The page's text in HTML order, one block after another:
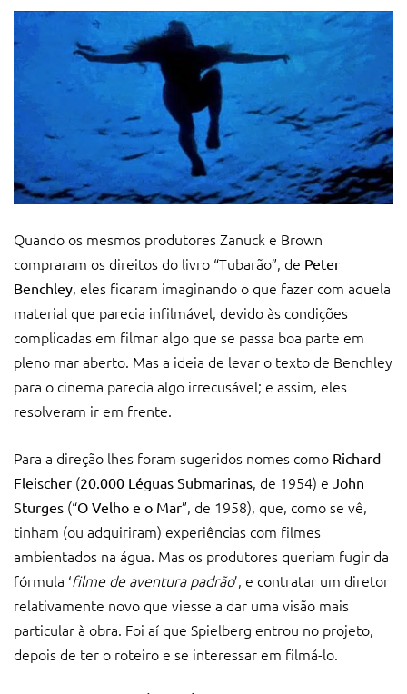
Quando os mesmos produtores Zanuck e Brown
compraram os direitos do livro “Tubarão”, de Peter
Benchley, eles ficaram imaginando o que fazer com aquela
material que parecia infilmável, devido às condições
complicadas em filmar algo que se passa boa parte em
pleno mar aberto. Mas a ideia de levar o texto de Benchley
para o cinema parecia algo irrecusável; e assim, eles
resolveram ir em frente.
Para a direção lhes foram sugeridos nomes como Richard
Fleischer (20.000 Léguas Submarinas, de 1954) e John
Sturges (“O Velho e o Mar”, de 1958), que, como se vê,
tinham (ou adquiriram) experiências com filmes
ambientados na água. Mas os produtores queriam fugir da
fórmula ‘filme de aventura padrão’, e contratar um diretor
relativamente novo que viesse a dar uma visão mais
particular à obra. Foi aí que Spielberg entrou no projeto,
depois de ter o roteiro e se interessar em filmá-lo.